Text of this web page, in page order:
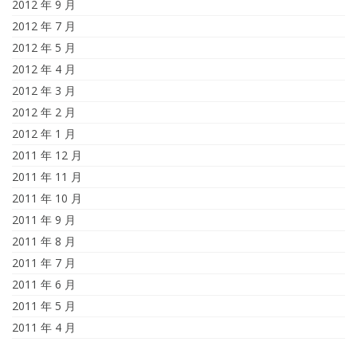
2012 年 9 月
2012 年 7 月
2012 年 5 月
2012 年 4 月
2012 年 3 月
2012 年 2 月
2012 年 1 月
2011 年 12 月
2011 年 11 月
2011 年 10 月
2011 年 9 月
2011 年 8 月
2011 年 7 月
2011 年 6 月
2011 年 5 月
2011 年 4 月